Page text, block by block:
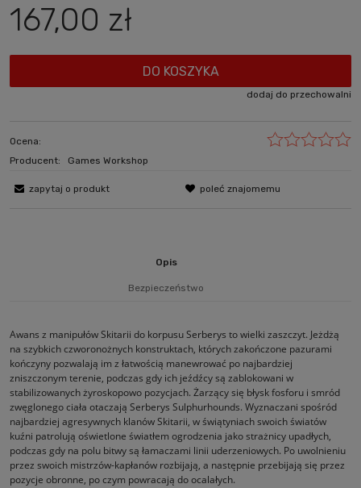
167,00 zł
DO KOSZYKA
dodaj do przechowalni
Ocena:
Producent:
Games Workshop
zapytaj o produkt poleć znajomemu
Opis
Bezpieczeństwo
Awans z manipułów Skitarii do korpusu Serberys to wielki zaszczyt. Jeżdżą
na szybkich czworonożnych konstruktach, których zakończone pazurami
kończyny pozwalają im z łatwością manewrować po najbardziej
zniszczonym terenie, podczas gdy ich jeźdźcy są zablokowani w
stabilizowanych żyroskopowo pozycjach. Żarzący się błysk fosforu i smród
zwęglonego ciała otaczają Serberys Sulphurhounds. Wyznaczani spośród
najbardziej agresywnych klanów Skitarii, w świątyniach swoich światów
kuźni patrolują oświetlone światłem ogrodzenia jako strażnicy upadłych,
podczas gdy na polu bitwy są łamaczami linii uderzeniowych. Po uwolnieniu
przez swoich mistrzów-kapłanów rozbijają, a następnie przebijają się przez
pozycje obronne, po czym powracają do ocalałych.